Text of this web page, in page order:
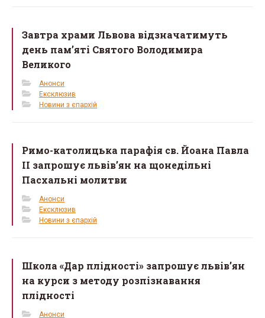
Завтра храми Львова відзначатимуть
день пам’яті Святого Володимира
Великого
Анонси
Ексклюзив
Новини з єпархій
Римо-католицька парафія св. Йоана Павла
II запрошує львів’ян на щонедільні
Пасхальні молитви
Анонси
Ексклюзив
Новини з єпархій
Школа «Дар плідності» запрошує львів’ян
на курси з методу розпізнавання
плідності
Анонси